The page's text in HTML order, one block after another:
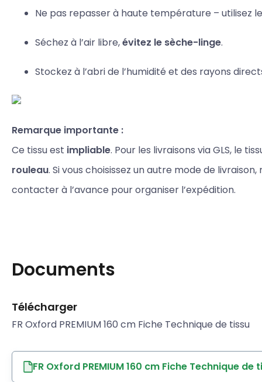
Ne pas repasser à haute température – utilisez
Séchez à l’air libre,évitez le sèche-linge.
Stockez à l’abri de l’humidité et des rayons
Remarque importante :
Ce tissu est impliable. Pour les livraisons via GLS, le
rouleau. Si vous choisissez un autre mode de
contacter à l’avance pour organiser l’expédition.
Documents
Télécharger
FR Oxford PREMIUM 160 cm Fiche Technique de tissu
FR Oxford PREMIUM 160 cm Fiche Technique de